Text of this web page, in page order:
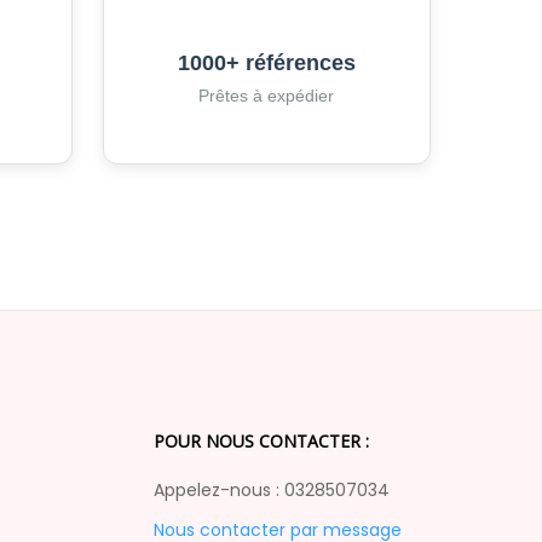
1000+ références
Prêtes à expédier
POUR NOUS CONTACTER :
Appelez-nous : 0328507034
Nous contacter par message